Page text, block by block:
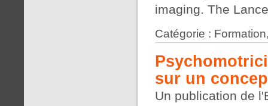
imaging. The
Catégorie :
sur un
Un publication de